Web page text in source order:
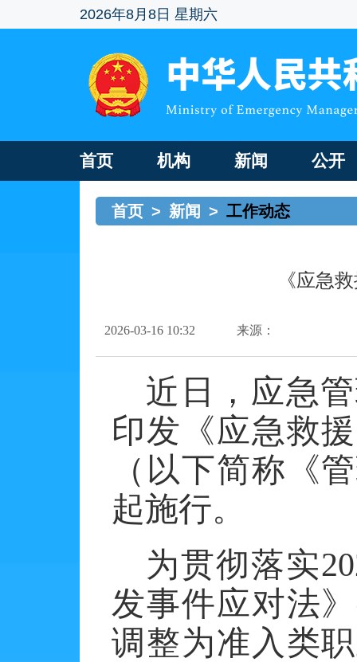
2026年8月8日 星期六
首页 机构 新闻 公开
首页 > 新闻 > 工作动态
《应急
2026-03-16 10:32 来源：
近日，应急
印发《应急救
（以下简称《
起施行。
为贯彻落实
发事件应对法
调整为准入类